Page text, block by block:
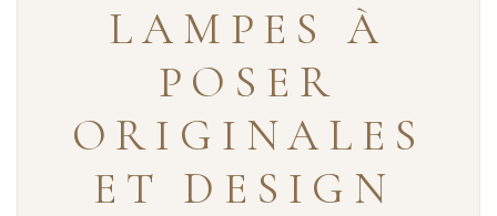
LAMPES À
POSER
ORIGINALES
ET DESIGN